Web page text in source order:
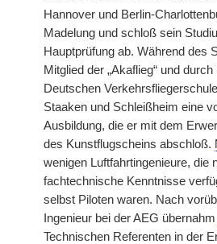
Hannover und Berlin-
Madelung und schloß sein
Hauptprüfung ab. Während des
Mitglied der „Akaflieg“ und
Deutschen
Staaken und Schleißheim eine
Ausbildung, die er mit dem
des Kunstflugscheins abschloß.
wenigen Luftfahrtingenieure, die
fachtechnische Kenntnisse
selbst Piloten waren. Nach
Ingenieur bei der AEG übernahm
Technischen Referenten in der